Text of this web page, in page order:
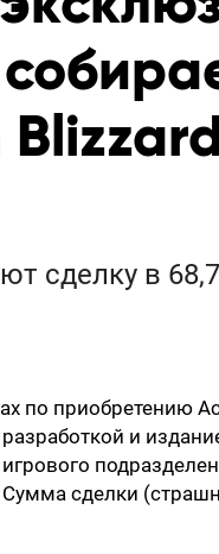
сделку в
по приобретению
и
Сумма сделки